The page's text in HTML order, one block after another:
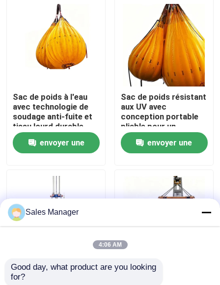
Produits
Vidéos
A propos de nous
Visite d'usine
Contrôle de la qualité
Airbags en caoutchouc de marine
Airbags de sauvetage en mer
Airbags gonflables pour les navires
Sac de poids à l'eau
avec technologie de
soudage anti-fuite et
tissu lourd durable
pour poids réglable
1T-150Tenvoyer une
Sac de poids résistant
aux UV avec
conception portable
pliable pour un
contrôle de poids de
haute précision
envoyer une
Sac de poids d'eau en
PVC lourd avec
HONGRUNTONG Sacs
Sales Manager
4:06 AM
Good day, what product are you looking
for?